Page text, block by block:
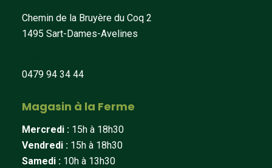
Chemin de la Bruyère du Coq 2
1495 Sart-Dames-Avelines
0479 94 34 44
Magasin à la Ferme
Mercredi : 15h à 18h30
Vendredi : 15h à 18h30
Samedi : 10h à 13h30